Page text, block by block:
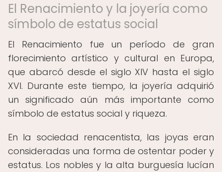
El Renacimiento y la joyería como
símbolo de estatus social
El Renacimiento fue un período de gran
florecimiento artístico y cultural en Europa,
que abarcó desde el siglo XIV hasta el siglo
XVI. Durante este tiempo, la joyería adquirió
un significado aún más importante como
símbolo de estatus social y riqueza.
En la sociedad renacentista, las joyas eran
consideradas una forma de ostentar poder y
estatus. Los nobles y la alta burguesía lucían